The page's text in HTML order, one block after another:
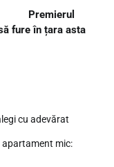
Premierul
fure în țara asta
cu adevărat
mic: